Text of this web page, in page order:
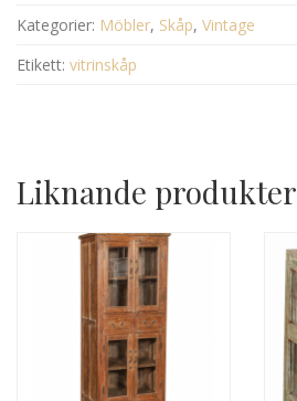
Kategorier: Möbler, Skåp, Vintage
Etikett: vitrinskåp
Liknande produkter